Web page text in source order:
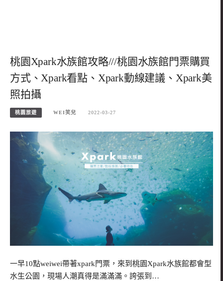
桃園Xpark水族館攻略///桃園水族館門票購買
方式、Xpark看點、Xpark動線建議、Xpark美
照拍攝
桃園旅遊 WEI笑兒 2022-03-27
一早10點weiwei帶著xpark門票，來到桃園Xpark水族館都會型
水生公園，現場人潮真得是滿滿滿。誇張到…